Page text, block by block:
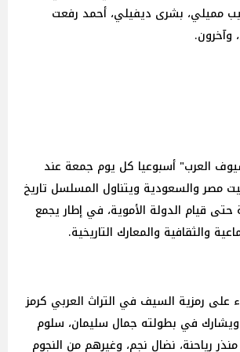
مميلي، بشرى ديفيلي، أحمد رفعت
وآخرون.
العرب" أسبوعيا كل يوم جمعة عند
مصر والسعودية ويتناول المسلسل تاريخ
حتى قيام الدولة الأموية، في إطار يجمع
والثقافية والمعارك التاريخية.
على رمزية السيف في التراث العربي كرمز
ويشارك في بطولته جمال سليمان، سلوم
رياحنة، نضال نجم، وغيرهم من النجوم